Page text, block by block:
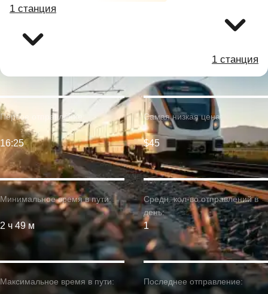
1 станция
1 станция
Минимальное время в пути:
2 ч 49 м
Первое отправление:
16:25
Максимальное время в пути:
Самая низкая цена:
$45
Средн. кол-во отправлений в
день:
1
Последнее отправление: